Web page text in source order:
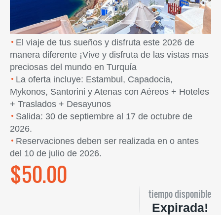
El viaje de tus sueños y disfruta este 2026 de
manera diferente ¡Vive y disfruta de las vistas mas
preciosas del mundo en Turquía
La oferta incluye: Estambul, Capadocia,
Mykonos, Santorini y Atenas con Aéreos + Hoteles
+ Traslados + Desayunos
Salida: 30 de septiembre al 17 de octubre de
2026.
Reservaciones deben ser realizada en o antes
del 10 de julio de 2026.
$50.00
tiempo disponible
Expirada!